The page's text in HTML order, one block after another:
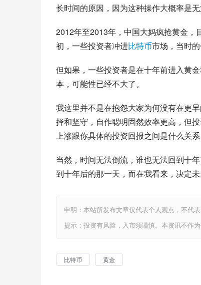
长时间的原因，因为这种操作大概率是
2012年至2013年，中国大妈疯抢黄金
初，一些投资者冲进比特币市场，当时
但如果，一些投资者是在十年前进入黄
本，可能性已经不大了。
我这里并不是在抱怨大家为何没有在更
择和坚守，自作聪明固然效率更高，但
上涨跟你具体的投资回报之间是什么关系
当然，时间无法倒流，谁也无法回到十
到十年后的那一天，而在我看来，决定
申明：本站所发布文章仅代表个人观点，不代表
提示：投资有风险，入市须谨慎。本资讯不作为
比特币 黄金